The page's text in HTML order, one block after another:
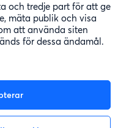
och tredje part för att ge
mäta publik och visa
att använda siten
för dessa ändamål.